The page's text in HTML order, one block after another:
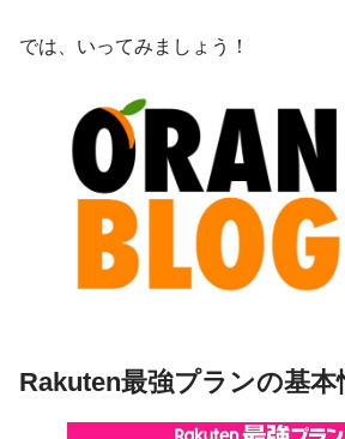
では、いってみましょう！
Rakuten最強プランの基本